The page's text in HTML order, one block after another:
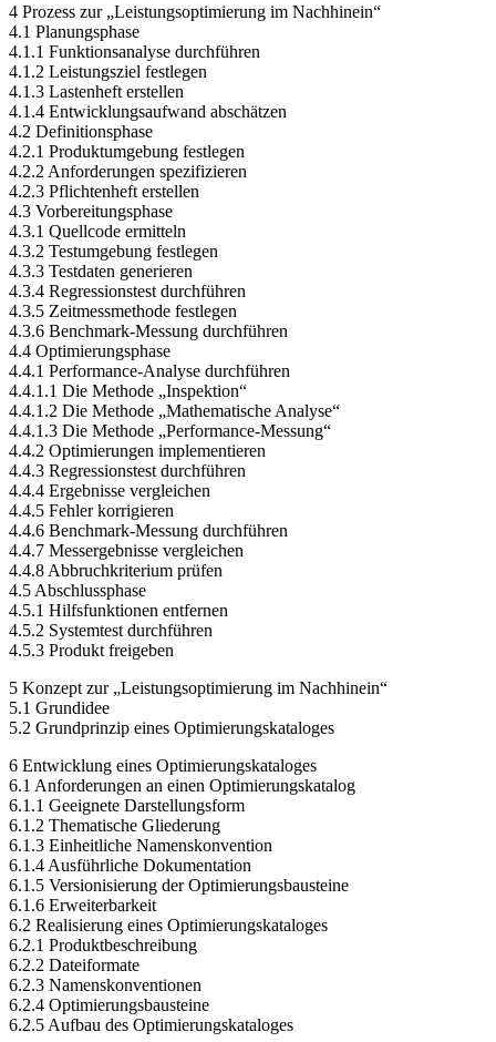
4 Prozess zur „Leistungsoptimierung im Nachhinein“
4.1 Planungsphase
4.1.1 Funktionsanalyse durchführen
4.1.2 Leistungsziel festlegen
4.1.3 Lastenheft erstellen
4.1.4 Entwicklungsaufwand abschätzen
4.2 Definitionsphase
4.2.1 Produktumgebung festlegen
4.2.2 Anforderungen spezifizieren
4.2.3 Pflichtenheft erstellen
4.3 Vorbereitungsphase
4.3.1 Quellcode ermitteln
4.3.2 Testumgebung festlegen
4.3.3 Testdaten generieren
4.3.4 Regressionstest durchführen
4.3.5 Zeitmessmethode festlegen
4.3.6 Benchmark-Messung durchführen
4.4 Optimierungsphase
4.4.1 Performance-Analyse durchführen
4.4.1.1 Die Methode „Inspektion“
4.4.1.2 Die Methode „Mathematische Analyse“
4.4.1.3 Die Methode „Performance-Messung“
4.4.2 Optimierungen implementieren
4.4.3 Regressionstest durchführen
4.4.4 Ergebnisse vergleichen
4.4.5 Fehler korrigieren
4.4.6 Benchmark-Messung durchführen
4.4.7 Messergebnisse vergleichen
4.4.8 Abbruchkriterium prüfen
4.5 Abschlussphase
4.5.1 Hilfsfunktionen entfernen
4.5.2 Systemtest durchführen
4.5.3 Produkt freigeben
5 Konzept zur „Leistungsoptimierung im Nachhinein“
5.1 Grundidee
5.2 Grundprinzip eines Optimierungskataloges
6 Entwicklung eines Optimierungskataloges
6.1 Anforderungen an einen Optimierungskatalog
6.1.1 Geeignete Darstellungsform
6.1.2 Thematische Gliederung
6.1.3 Einheitliche Namenskonvention
6.1.4 Ausführliche Dokumentation
6.1.5 Versionisierung der Optimierungsbausteine
6.1.6 Erweiterbarkeit
6.2 Realisierung eines Optimierungskataloges
6.2.1 Produktbeschreibung
6.2.2 Dateiformate
6.2.3 Namenskonventionen
6.2.4 Optimierungsbausteine
6.2.5 Aufbau des Optimierungskataloges